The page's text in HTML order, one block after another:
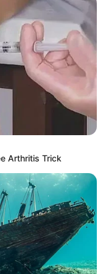
수업
Police Course /
Naui
Arthritis Trick